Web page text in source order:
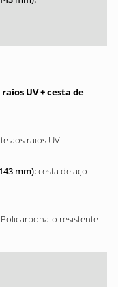
UV + cesta de
aos raios UV
cesta de aço
Policarbonato resistente